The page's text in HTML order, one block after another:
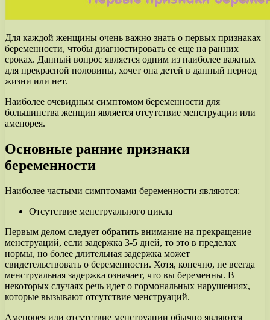
Для каждой женщины очень важно знать о первых признаках
беременности, чтобы диагностировать ее еще на ранних
сроках. Данный вопрос является одним из наиболее важных
для прекрасной половины, хочет она детей в данный период
жизни или нет.
Наиболее очевидным симптомом беременности для
большинства женщин является отсутствие менструации или
аменорея.
Основные ранние признаки
беременности
Наиболее частыми симптомами беременности являются:
Отсутствие менструального цикла
Первым делом следует обратить внимание на прекращение
менструаций, если задержка 3-5 дней, то это в пределах
нормы, но более длительная задержка может
свидетельствовать о беременности. Хотя, конечно, не всегда
менструальная задержка означает, что вы беременны. В
некоторых случаях речь идет о гормональных нарушениях,
которые вызывают отсутствие менструаций.
Аменорея или отсутствие менструации обычно являются